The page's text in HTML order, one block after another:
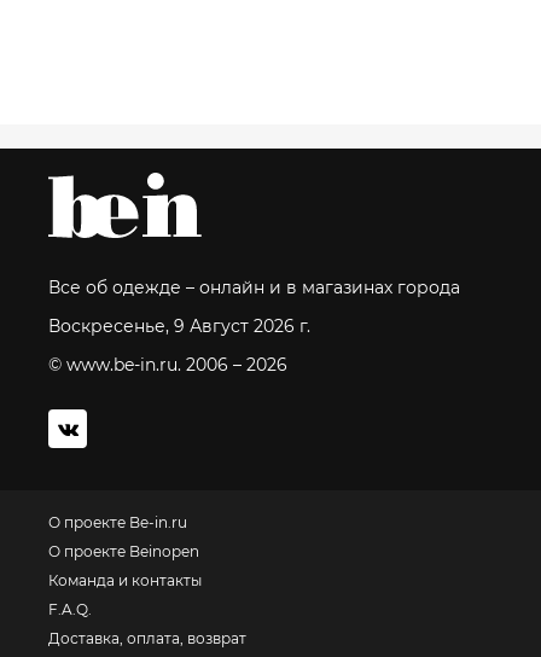
Все об одежде – онлайн и в магазинах города
Воскресенье, 9 Август 2026 г.
© www.be-in.ru. 2006 – 2026
О проекте Be-in.ru
О проекте Beinopen
Команда и контакты
F.A.Q.
Доставка, оплата, возврат